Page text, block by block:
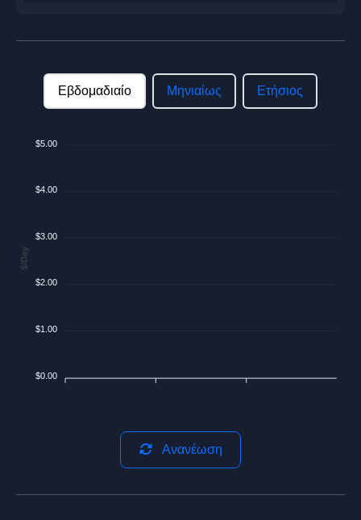
Εβδομαδιαίο Μηνιαίως Ετήσιος
$5.00
$4.00
$3.00
$2.00
$1.00
$0.00
$/Day
Ανανέωση